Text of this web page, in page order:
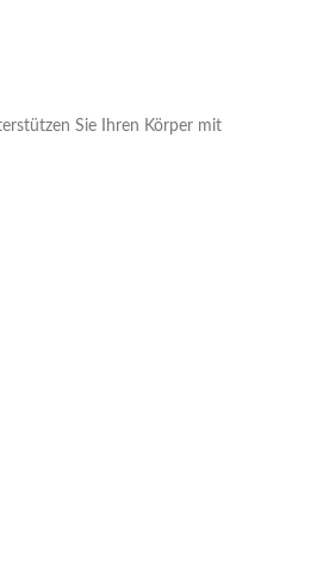
Sie Ihren Körper mit